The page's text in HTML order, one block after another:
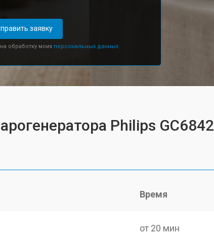
заявку
обработку моих персональных данных.
Philips GC6842
Время
от 20 мин